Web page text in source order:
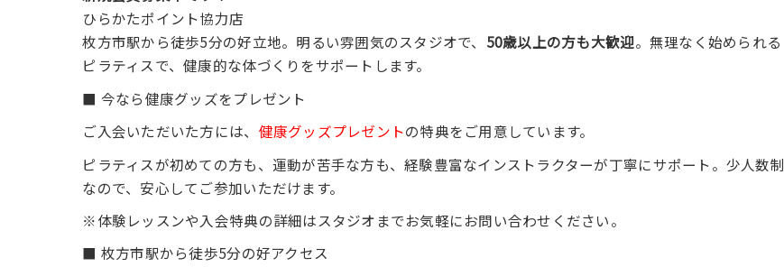
ひらかたポイント協力店
枚方市駅から徒歩5分の好立地。明るい雰囲気のスタジオで、 50歳以上の方も大歓迎。無理なく始められる
ピラティスで、健康的な体づくりをサポートします。
■ 今なら健康グッズをプレゼント
ご入会いただいた方には、 健康グッズプレゼントの特典をご用意しています。
ピラティスが初めての方も、運動が苦手な方も、経験豊富なインストラクターが丁寧にサポート。少人数制
なので、安心してご参加いただけます。
※体験レッスンや入会特典の詳細はスタジオまでお気軽にお問い合わせください。
■ 枚方市駅から徒歩5分の好アクセス